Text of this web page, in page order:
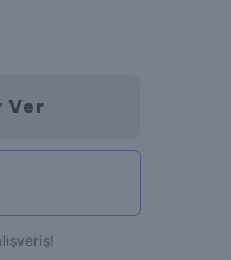
Ver